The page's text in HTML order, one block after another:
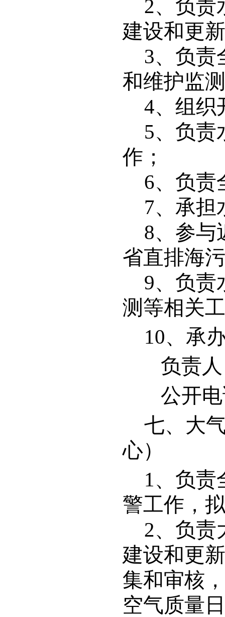
2、负责
建设和更
3、负责
和维护监
4、组织
5、负责
作；
6、负责
7、承担
8、参与
省直排海
9、负责
测等相关
10、承
负责人
公开电
七、 大
心）
1、负责
警工作，
2、负责
建设和更
集和审核
空气质量